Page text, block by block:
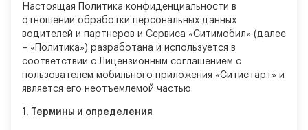
Настоящая Политика конфиденциальности в
отношении обработки персональных данных
водителей и партнеров и Сервиса «Ситимобил» (далее
– «Политика») разработана и используется в
соответствии с Лицензионным соглашением с
пользователем мобильного приложения «Ситистарт» и
является его неотъемлемой частью.
1. Термины и определения